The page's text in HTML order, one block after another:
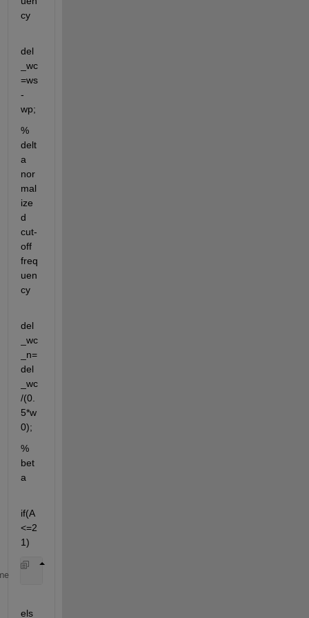
cy
del
_wc
=ws
-
wp;
%
delt
a
nor
mal
ize
d
cut-
off
freq
uen
cy
del
_wc
_n=
del
_wc
/(0.
5*w
0);
%
bet
a
if(A
<=2
1)
els